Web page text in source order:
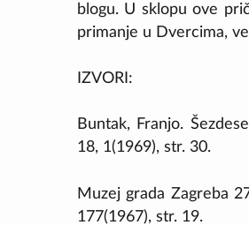
blogu. U sklopu ove
primanje u Dvercima,
IZVORI:
Buntak, Franjo.
18, 1(1969), str. 30.
Muzej grada Zagreba
177(1967), str. 19.